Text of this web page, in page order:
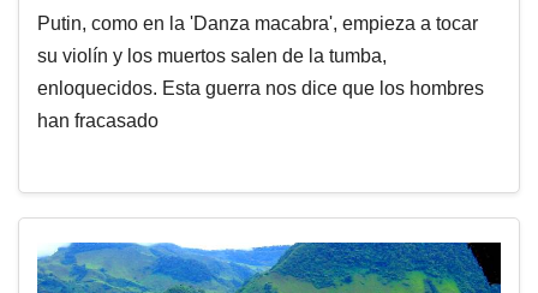
Putin, como en la 'Danza macabra', empieza a tocar
su violín y los muertos salen de la tumba,
enloquecidos. Esta guerra nos dice que los hombres
han fracasado